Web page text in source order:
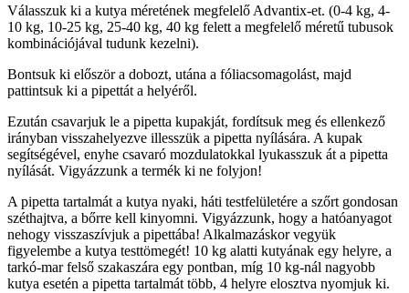
Válasszuk ki a kutya méretének megfelelő Advantix-et. (0-4 kg, 4-
10 kg, 10-25 kg, 25-40 kg, 40 kg felett a megfelelő méretű tubusok
kombinációjával tudunk kezelni).
Bontsuk ki először a dobozt, utána a fóliacsomagolást, majd
pattintsuk ki a pipettát a helyéről.
Ezután csavarjuk le a pipetta kupakját, fordítsuk meg és ellenkező
irányban visszahelyezve illesszük a pipetta nyílására. A kupak
segítségével, enyhe csavaró mozdulatokkal lyukasszuk át a pipetta
nyílását. Vigyázzunk a termék ki ne folyjon!
A pipetta tartalmát a kutya nyaki, háti testfelületére a szőrt gondosan
széthajtva, a bőrre kell kinyomni. Vigyázzunk, hogy a hatóanyagot
nehogy visszaszívjuk a pipettába! Alkalmazáskor vegyük
figyelembe a kutya testtömegét! 10 kg alatti kutyának egy helyre, a
tarkó-mar felső szakaszára egy pontban, míg 10 kg-nál nagyobb
kutya esetén a pipetta tartalmát több, 4 helyre elosztva nyomjuk ki.